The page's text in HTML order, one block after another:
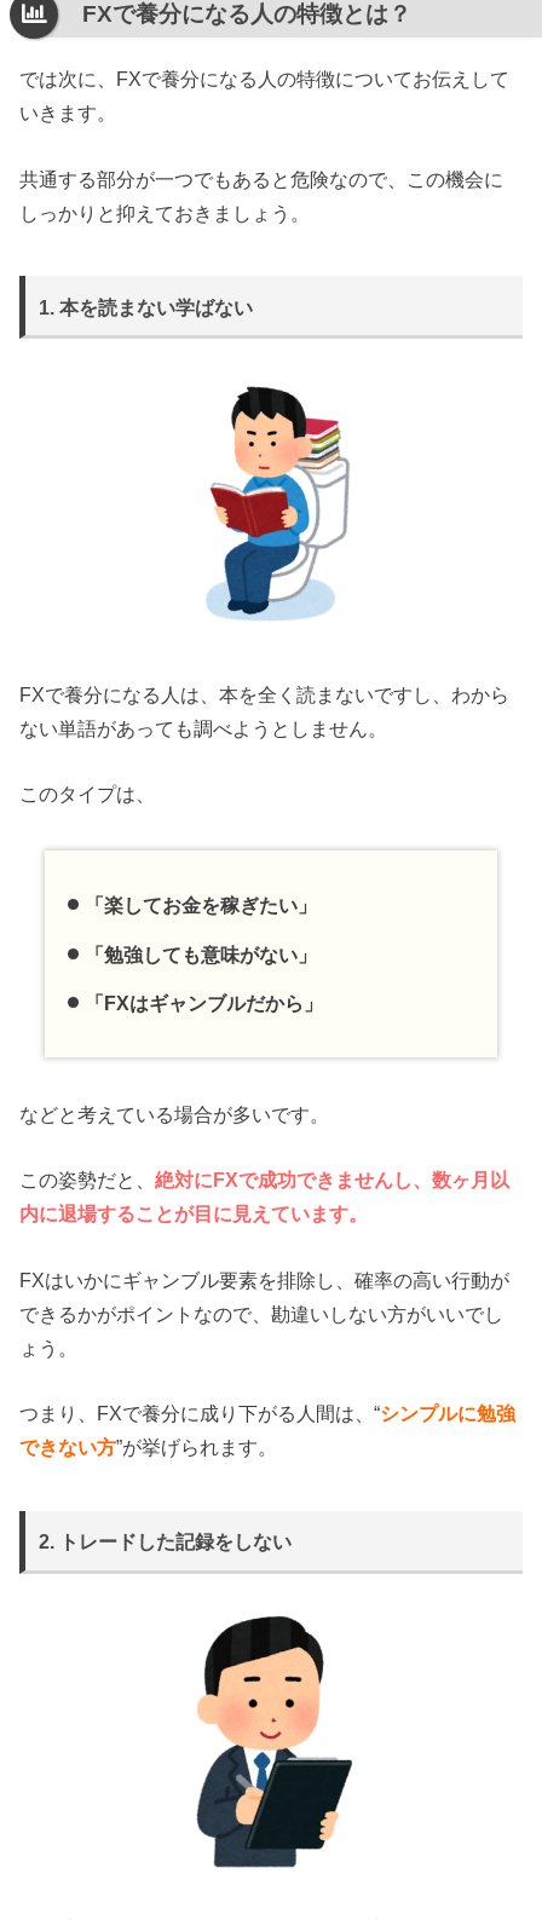
FXで養分になる人の特徴とは？
では次に、FXで養分になる人の特徴についてお伝えして
いきます。
共通する部分が一つでもあると危険なので、この機会に
しっかりと抑えておきましょう。
1. 本を読まない学ばない
FXで養分になる人は、本を全く読まないですし、わから
ない単語があっても調べようとしません。
このタイプは、
「楽してお金を稼ぎたい」
「勉強しても意味がない」
「FXはギャンブルだから」
などと考えている場合が多いです。
この姿勢だと、絶対にFXで成功できませんし、数ヶ月以
内に退場することが目に見えています。
FXはいかにギャンブル要素を排除し、確率の高い行動が
できるかがポイントなので、勘違いしない方がいいでし
ょう。
つまり、FXで養分に成り下がる人間は、“シンプルに勉強
できない方”が挙げられます。
2. トレードした記録をしない